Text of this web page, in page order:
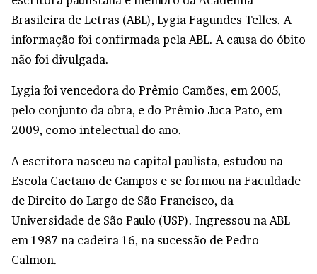
Brasileira de Letras (ABL), Lygia Fagundes Telles. A
informação foi confirmada pela ABL. A causa do óbito
não foi divulgada.
Lygia foi vencedora do Prêmio Camões, em 2005,
pelo conjunto da obra, e do Prêmio Juca Pato, em
2009, como intelectual do ano.
A escritora nasceu na capital paulista, estudou na
Escola Caetano de Campos e se formou na Faculdade
de Direito do Largo de São Francisco, da
Universidade de São Paulo (USP). Ingressou na ABL
em 1987 na cadeira 16, na sucessão de Pedro
Calmon.